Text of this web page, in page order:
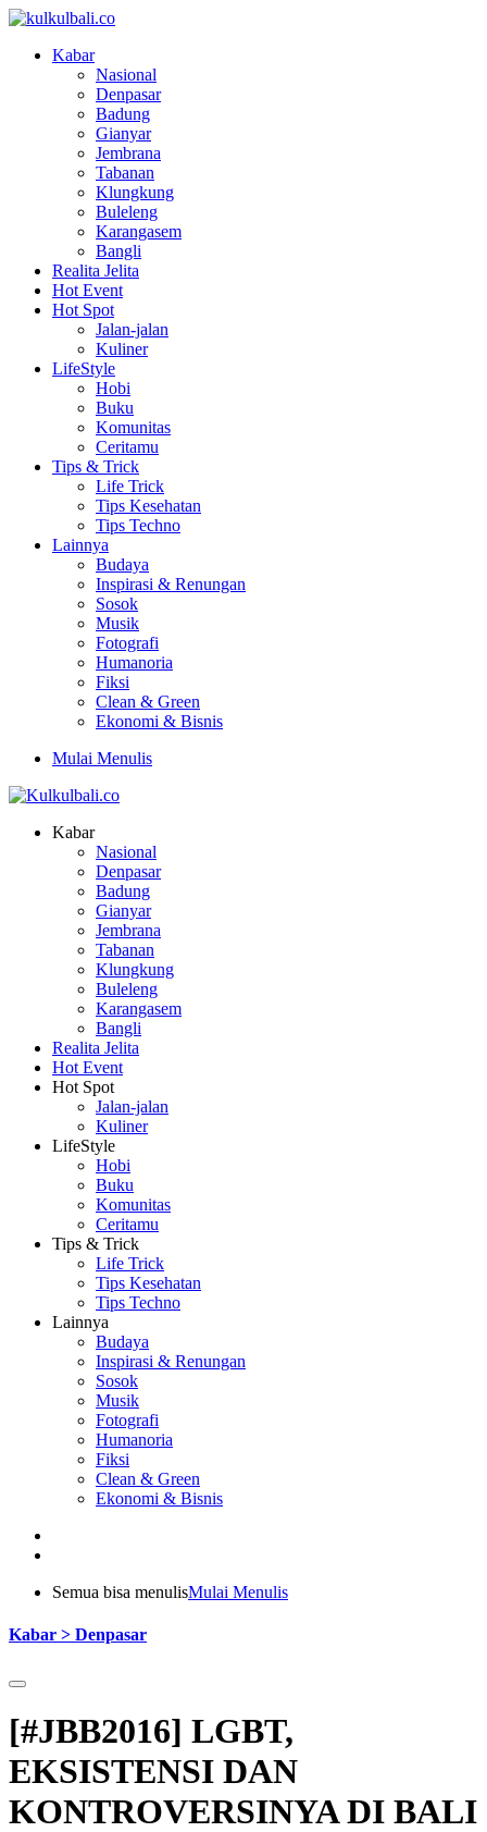
Kabar
Nasional
Denpasar
Badung
Gianyar
Jembrana
Tabanan
Klungkung
Buleleng
Karangasem
Bangli
Realita Jelita
Hot Event
Hot Spot
Jalan-jalan
Kuliner
LifeStyle
Hobi
Buku
Komunitas
Ceritamu
Tips & Trick
Life Trick
Tips Kesehatan
Tips Techno
Lainnya
Budaya
Inspirasi & Renungan
Sosok
Musik
Fotografi
Humanoria
Fiksi
Clean & Green
Ekonomi & Bisnis
Mulai Menulis
Kabar
Nasional
Denpasar
Badung
Gianyar
Jembrana
Tabanan
Klungkung
Buleleng
Karangasem
Bangli
Realita Jelita
Hot Event
Hot Spot
Jalan-jalan
Kuliner
LifeStyle
Hobi
Buku
Komunitas
Ceritamu
Tips & Trick
Life Trick
Tips Kesehatan
Tips Techno
Lainnya
Budaya
Inspirasi & Renungan
Sosok
Musik
Fotografi
Humanoria
Fiksi
Clean & Green
Ekonomi & Bisnis
Semua bisa menulisMulai Menulis
Kabar > Denpasar
[#JBB2016] LGBT,
EKSISTENSI DAN
KONTROVERSINYA DI BALI